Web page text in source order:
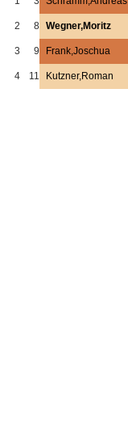
2 8 Wegner,Moritz
3 9 Frank,Joschua
4 11 Kutzner,Roman